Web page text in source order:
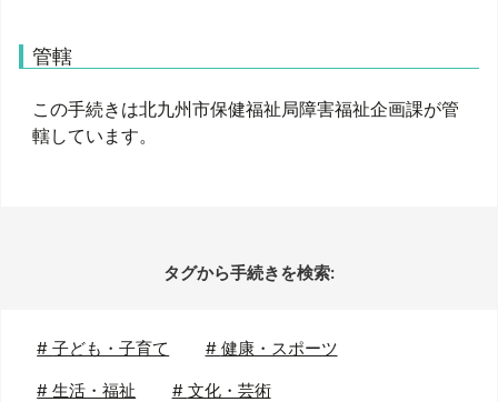
管轄
この手続きは北九州市保健福祉局障害福祉企画課が管
轄しています。
タグから手続きを検索:
#子ども・子育て # 健康・スポーツ
#生活・福祉 # 文化・芸術